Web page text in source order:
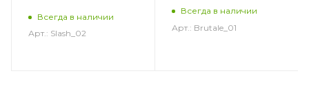
Всегда в наличии
Арт.: Slash_02
Всегда в наличии
Арт.: Brutale_01